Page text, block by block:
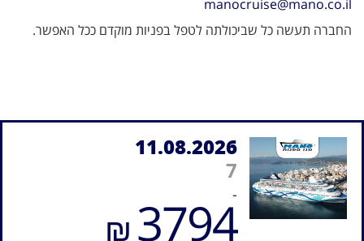
manocruise@mano.co.il
החברה תעשה כל שביכולתה לטפל בפניות מוקדם ככל האפשר.
11.08.2026
7
-
₪ 3794